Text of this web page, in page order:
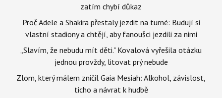
zatím chybí důkaz
Proč Adele a Shakira přestaly jezdit na turné: Budují si
vlastní stadiony a chtějí, aby fanoušci jezdili za nimi
„Slavím, že nebudu mít děti." Kovalová vyřešila otázku
jednou provždy, litovat prý nebude
Zlom, který málem zničil Gaia Mesiah: Alkohol, závislost,
ticho a návrat k hudbě